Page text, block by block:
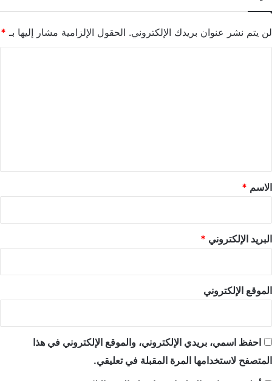
لن يتم نشر عنوان بريدك الإلكتروني. الحقول الإلزامية مشار إليها بـ *
*
الاسم *
البريد الإلكتروني *
الموقع الإلكتروني
احفظ اسمي، بريدي الإلكتروني، والموقع الإلكتروني في هذا
المتصفح لاستخدامها المرة المقبلة في تعليقي.